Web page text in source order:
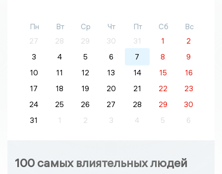
Пн Вт Ср Чт Пт Сб
Вс
27
28 29 30 31 1
2
3
4 5 6 7 8
9
10
11 12 13 14 15
16
17
18 19 20 21 22
23
24
25 26 27 28 29
30
31
1 2 3 4 5 6
100 самых влиятельных людей